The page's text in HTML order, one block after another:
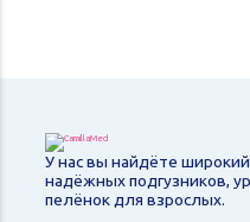
У нас вы найдёте
надёжных подгузников,
пелёнок для взрослых.